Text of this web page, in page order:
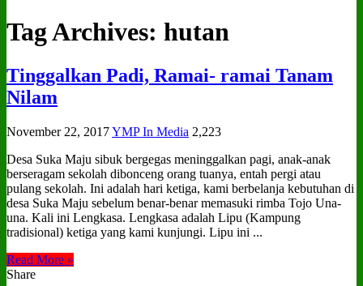
Tag Archives: hutan
Tinggalkan Padi, Ramai- ramai Tanam
Nilam
November 22, 2017YMP In Media 2,223
Desa Suka Maju sibuk bergegas meninggalkan pagi, anak-anak
berseragam sekolah dibonceng orang tuanya, entah pergi atau
pulang sekolah. Ini adalah hari ketiga, kami berbelanja kebutuhan di
desa Suka Maju sebelum benar-benar memasuki rimba Tojo Una-
una. Kali ini Lengkasa. Lengkasa adalah Lipu (Kampung
tradisional) ketiga yang kami kunjungi. Lipu ini ...
Read More »
Share